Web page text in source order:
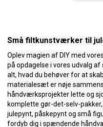
Små filtkunstværker til
Oplev magien af DIY med
på opdagelse i vores udvalg
alt, hvad du behøver for at
materialesæt er nøje
håndværksprojekter lette og
komplette gør-det-selv-
julepynt, påskepynt og små
fordyb dig i spændende